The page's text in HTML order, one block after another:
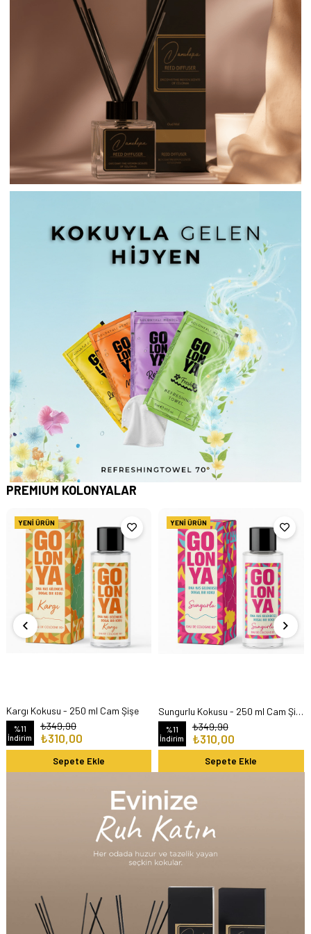
PREMIUM KOLONYALAR
Kargı Kokusu - 250 ml Cam Şişe
%11
İndirim
₺310,00
₺349,90
YENI ÜRÜN
Sepete Ekle
Sungurlu Kokusu - 250 ml Cam Şişe
%11
İndirim
₺310,00
₺349,90
YENI ÜRÜN
Sepete Ekle